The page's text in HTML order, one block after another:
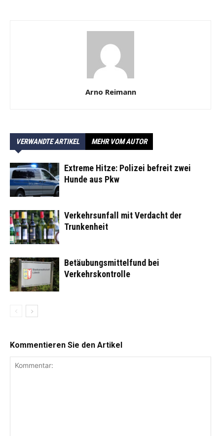
Arno Reimann
VERWANDTE ARTIKEL MEHR VOM AUTOR
Extreme Hitze: Polizei befreit zwei
Hunde aus Pkw
Verkehrsunfall mit Verdacht der
Trunkenheit
Betäubungsmittelfund bei
Verkehrskontrolle
Kommentieren Sie den Artikel